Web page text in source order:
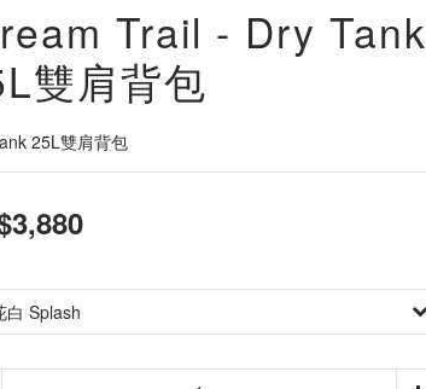
Trail - Dry Tank
雙肩背包
25L雙肩背包